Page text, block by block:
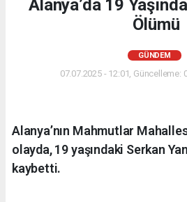
Alanya’da 19
Ölümü
GÜNDEM
07.07.2025 - 12:01, Güncelleme:
Alanya’nın Mahmutlar
olayda, 19 yaşındaki Serkan
kaybetti.